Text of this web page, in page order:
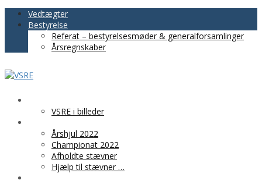
Vedtægter
Bestyrelse
Referat – bestyrelsesmøder & generalforsamlinger
Årsregnskaber
VSRE i billeder
Årshjul 2022
Championat 2022
Afholdte stævner
Hjælp til stævner …